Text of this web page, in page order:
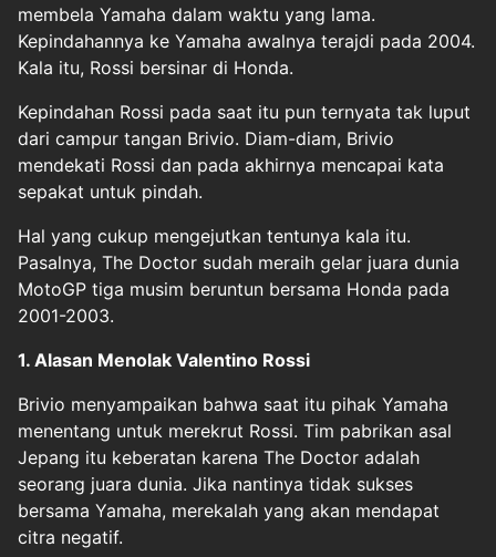
membela Yamaha dalam waktu yang lama.
Kepindahannya ke Yamaha awalnya terajdi pada 2004.
Kala itu, Rossi bersinar di Honda.
Kepindahan Rossi pada saat itu pun ternyata tak luput
dari campur tangan Brivio. Diam-diam, Brivio
mendekati Rossi dan pada akhirnya mencapai kata
sepakat untuk pindah.
Hal yang cukup mengejutkan tentunya kala itu.
Pasalnya, The Doctor sudah meraih gelar juara dunia
MotoGP tiga musim beruntun bersama Honda pada
2001-2003.
1. Alasan Menolak Valentino Rossi
Brivio menyampaikan bahwa saat itu pihak Yamaha
menentang untuk merekrut Rossi. Tim pabrikan asal
Jepang itu keberatan karena The Doctor adalah
seorang juara dunia. Jika nantinya tidak sukses
bersama Yamaha, merekalah yang akan mendapat
citra negatif.